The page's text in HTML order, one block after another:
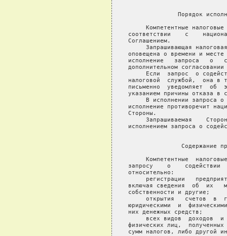
Порядок
Компетентные
соответствии    с
Соглашением.
Запрашивающая
оповещена о времени и
исполнение   запроса   о
дополнительном
Если  запрос  о
налоговой  службой,  она в
письменно  уведомляет  об
указанием причины отказа в
В исполнении запроса
исполнение противоречит
Стороны.
Запрашиваемая
исполнением запроса о
Содержание
Компетентные
запросу    о    содействии
относительно:
регистрации
включая сведения  об  их
собственности и другие;
открытия   счетов  в
юридическими  и
них денежных средств;
всех видов  доходов
физических лиц,
сумм налогов, либо другой